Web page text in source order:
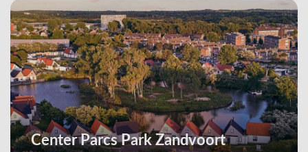
Center Parcs Park Zandvoort